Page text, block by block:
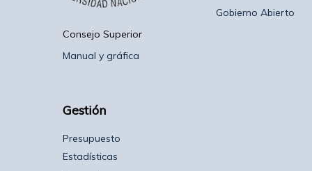
Gobierno Abierto
Consejo Superior
Manual y gráfica
Gestión
Presupuesto
Estadísticas